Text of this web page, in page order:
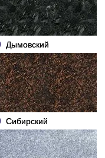
Дымовский
Сибирский